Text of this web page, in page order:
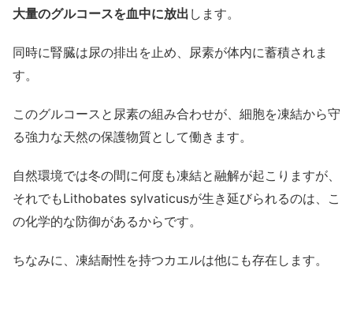
大量のグルコースを血中に放出 します。
同時に腎臓は尿の排出を止め、尿素が体内に蓄積されま
す。
このグルコースと尿素の組み合わせが、細胞を凍結から守
る強力な天然の保護物質として働きます。
自然環境では冬の間に何度も凍結と融解が起こりますが、
それでもLithobates sylvaticusが生き延びられるのは、こ
の化学的な防御があるからです。
ちなみに、凍結耐性を持つカエルは他にも存在します。